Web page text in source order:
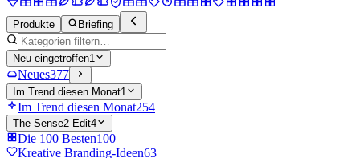
Produkte Briefing
Neu eingetroffen1
Neues377
Im Trend diesen Monat1
Im Trend diesen Monat254
The Sense2 Edit4
Die 100 Besten100
Kreative Branding-Ideen63